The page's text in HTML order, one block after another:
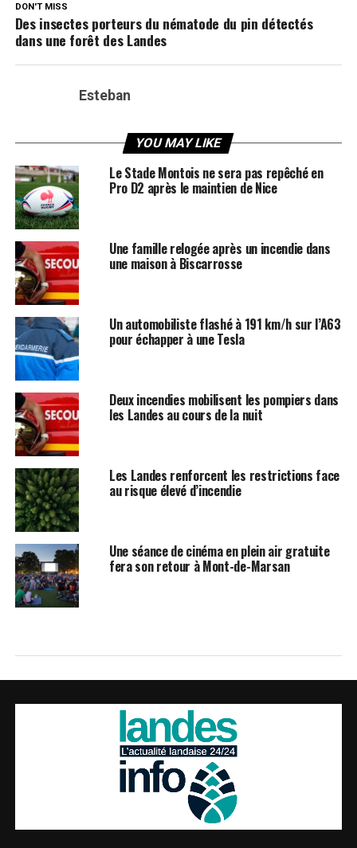
DON'T MISS
Des insectes porteurs du nématode du pin détectés
dans une forêt des Landes
Esteban
YOU MAY LIKE
Le Stade Montois ne sera pas repêché en
Pro D2 après le maintien de Nice
Une famille relogée après un incendie dans
une maison à Biscarrosse
Un automobiliste flashé à 191 km/h sur l’A63
pour échapper à une Tesla
Deux incendies mobilisent les pompiers dans
les Landes au cours de la nuit
Les Landes renforcent les restrictions face
au risque élevé d’incendie
Une séance de cinéma en plein air gratuite
fera son retour à Mont-de-Marsan